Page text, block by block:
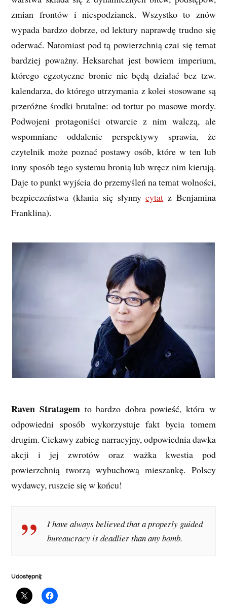
zmian frontów i niespodzianek. Wszystko to znów
wypada bardzo dobrze, od lektury naprawdę trudno się
oderwać. Natomiast pod tą powierzchnią czai się temat
bardziej poważny. Heksarchat jest bowiem imperium,
którego egzotyczne bronie nie będą działać bez tzw.
kalendarza, do którego utrzymania z kolei stosowane są
przeróżne środki brutalne: od tortur po masowe mordy.
Podwojeni protagoniści otwarcie z nim walczą, ale
wspomniane oddalenie perspektywy sprawia, że
czytelnik może poznać postawy osób, które w ten lub
inny sposób tego systemu bronią lub wręcz nim kierują.
Daje to punkt wyjścia do przemyśleń na temat wolności,
bezpieczeństwa (kłania się słynnycytat z Benjamina
Franklina).
Raven Stratagem to bardzo dobra powieść, która w
odpowiedni sposób wykorzystuje fakt bycia tomem
drugim. Ciekawy zabieg narracyjny, odpowiednia dawka
akcji i jej zwrotów oraz ważka kwestia pod
powierzchnią tworzą wybuchową mieszankę. Polscy
wydawcy, ruszcie się w końcu!
I have always believed that a properly guided
bureaucracy is deadlier than any bomb.
Udostępnij: